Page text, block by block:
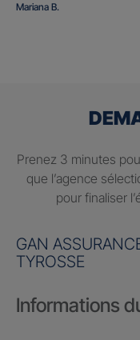
Mariana B.
Prenez 3 minutes
que l’agence
pour finaliser
GAN
TYROSSE
Informations